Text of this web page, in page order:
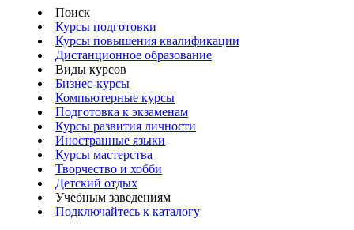
Поиск
Курсы подготовки
Курсы повышения квалификации
Дистанционное образование
Виды курсов
Бизнес-курсы
Компьютерные курсы
Подготовка к экзаменам
Курсы развития личности
Иностранные языки
Курсы мастерства
Творчество и хобби
Детский отдых
Учебным заведениям
Подключайтесь к каталогу